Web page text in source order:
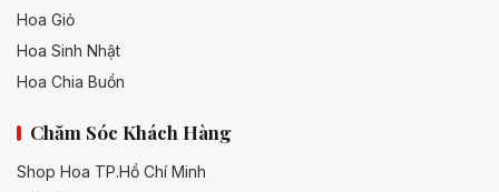
Hoa Giỏ
Hoa Sinh Nhật
Hoa Chia Buồn
Chăm Sóc Khách Hàng
Shop Hoa TP.Hồ Chí Minh